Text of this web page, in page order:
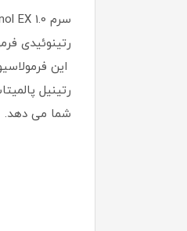
رتینوئیدی
شما می دهد.